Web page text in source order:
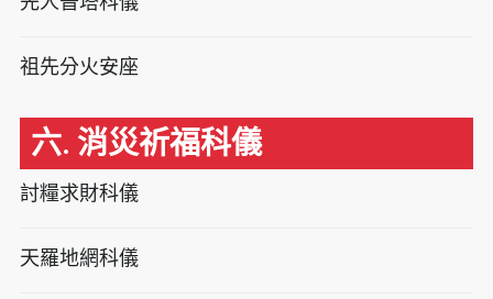
祖先分火安座
六. 消災祈福科儀
討糧求財科儀
天羅地網科儀